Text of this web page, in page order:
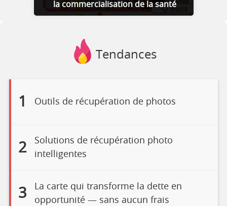
la commercialisation de la santé
Tendances
1 Outils de récupération de photos
2
Solutions de récupération photo
intelligentes
3
La carte qui transforme la dette en
opportunité — sans aucun frais